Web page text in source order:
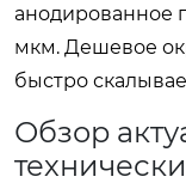
анодированное
мкм. Дешевое
быстро
Обзор